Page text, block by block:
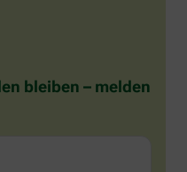
bleiben – melden